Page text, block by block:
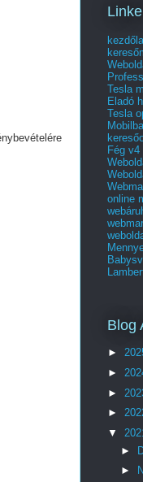
Tesla
Eladó
Tesla
Fég
online
Blog
►
►
►
►
▼
►
►